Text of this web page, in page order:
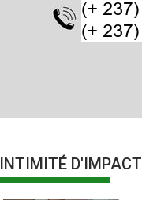
INTIMITÉ D'IMPACT